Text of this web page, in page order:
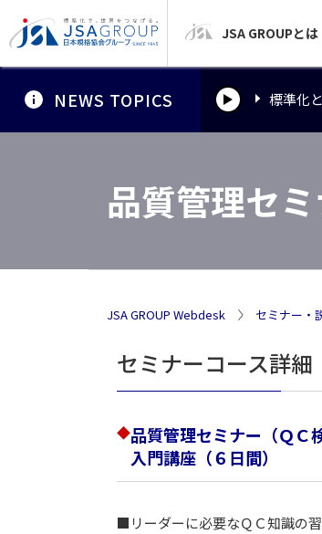
JSA GROUPとは
NEWS TOPICS
標準化
標準化
品質管理セ
JSA GROUP Webdesk セミナー・
セミナーコース詳細
◆品質管理セミナー（ＱＣ
入門講座（６日間）
■リーダーに必要なＱＣ知識の